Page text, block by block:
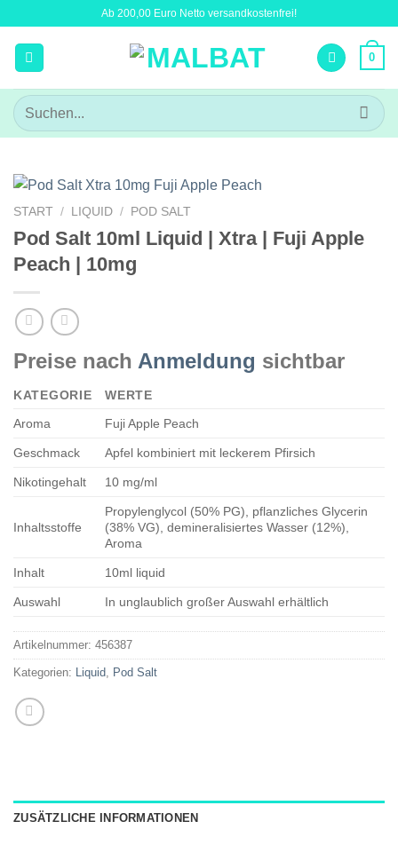
springen
Ab 200,00 Euro Netto versandkostenfrei!
0
Suchen
nach:
START / LIQUID / POD SALT
Pod Salt 10ml Liquid | Xtra | Fuji Apple
Peach | 10mg
Preise nach Anmeldung sichtbar
KATEGORIE
WERTE
Aroma
Fuji Apple Peach
Geschmack Apfel kombiniert mit leckerem Pfirsich
Nikotingehalt 10 mg/ml
Inhaltsstoffe
Propylenglycol (50% PG), pflanzliches Glycerin
(38% VG), demineralisiertes Wasser (12%),
Aroma
Inhalt 10ml liquid
Auswahl In unglaublich großer Auswahl erhältlich
Artikelnummer: 456387
Kategorien: Liquid Pod Salt
ZUSÄTZLICHE INFORMATIONEN